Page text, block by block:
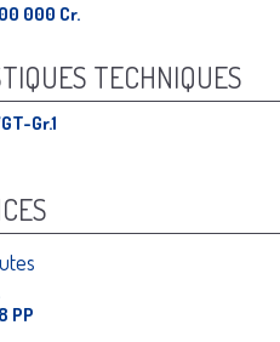
000 Cr.
TECHNIQUES
Gr.1
PP